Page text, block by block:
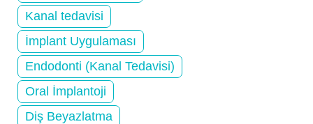
Kanal tedavisi
İmplant Uygulaması
Endodonti (Kanal Tedavisi)
Oral İmplantoji
Diş Beyazlatma